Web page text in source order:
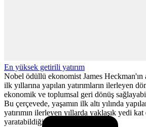
En yüksek getirili yatırım
Nobel ödüllü ekonomist James Heckman'ın
ilk yıllarına yapılan yatırımların ilerleyen
ekonomik ve toplumsal geri dönüş
Bu çerçevede, yaşamın ilk altı yılında
yatırımın ilerleyen yıllarda yaklaşık yedi
yaratabildiği hesaplanıyor.